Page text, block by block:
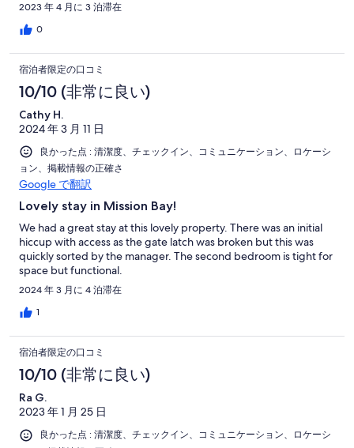
2023 年 4 月に 3 泊滞在
0
宿泊者限定の口コミ
10/10 (非常に良い)
Cathy H.
2024 年 3 月 11 日
良かった点 : 清潔度、チェックイン、コミュニケーション、ロケーシ
ョン、掲載情報の正確さ
Google で翻訳
Lovely stay in Mission Bay!
We had a great stay at this lovely property. There was an initial
hiccup with access as the gate latch was broken but this was
quickly sorted by the manager. The second bedroom is tight for
space but functional.
2024 年 3 月に 4 泊滞在
1
宿泊者限定の口コミ
10/10 (非常に良い)
Ra G.
2023 年 1 月 25 日
良かった点 : 清潔度、チェックイン、コミュニケーション、ロケーシ